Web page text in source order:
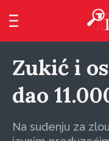
Zukić i
dao
Na suđenju za